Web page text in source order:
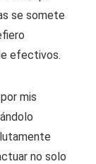
se somete
efectivos.
mis
no solo